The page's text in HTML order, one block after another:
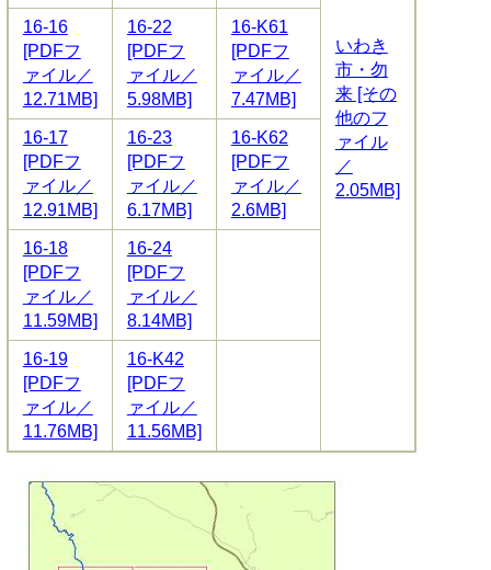
いわき
市・勿
来 [その
他のフ
ァイル
／
2.05MB]
16-16
[PDFフ
ァイル／
12.71MB]
16-22
[PDFフ
ァイル／
5.98MB]
16-K61
[PDFフ
ァイル／
7.47MB]
16-17
[PDFフ
ァイル／
12.91MB]
16-23
[PDFフ
ァイル／
6.17MB]
16-K62
[PDFフ
ァイル／
2.6MB]
16-18
[PDFフ
ァイル／
11.59MB]
16-24
[PDFフ
ァイル／
8.14MB]
16-19
[PDFフ
ァイル／
11.76MB]
16-K42
[PDFフ
ァイル／
11.56MB]